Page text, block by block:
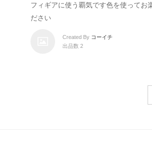
フィギアに使う覇気です色を使ってお
ださい
Created By コーイチ
出品数 2